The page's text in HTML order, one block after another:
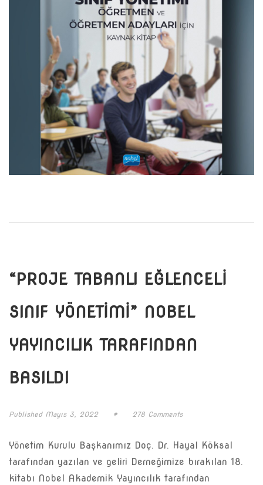
“PROJE TABANLI EĞLENCELİ
SINIF YÖNETİMİ” NOBEL
YAYINCILIK TARAFINDAN
BASILDI
Published Mayıs 3, 2022 # 278 Comments
Yönetim Kurulu Başkanımız Doç. Dr. Hayal Köksal
tarafından yazılan ve geliri Derneğimize bırakılan 18.
kitabı Nobel Akademik Yayıncılık tarafından